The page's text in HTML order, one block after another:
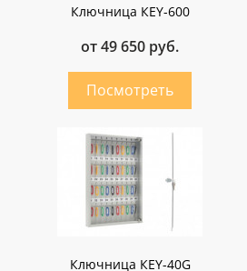
Ключница КEY-600
от 49 650 руб.
Ключница КEY-40G